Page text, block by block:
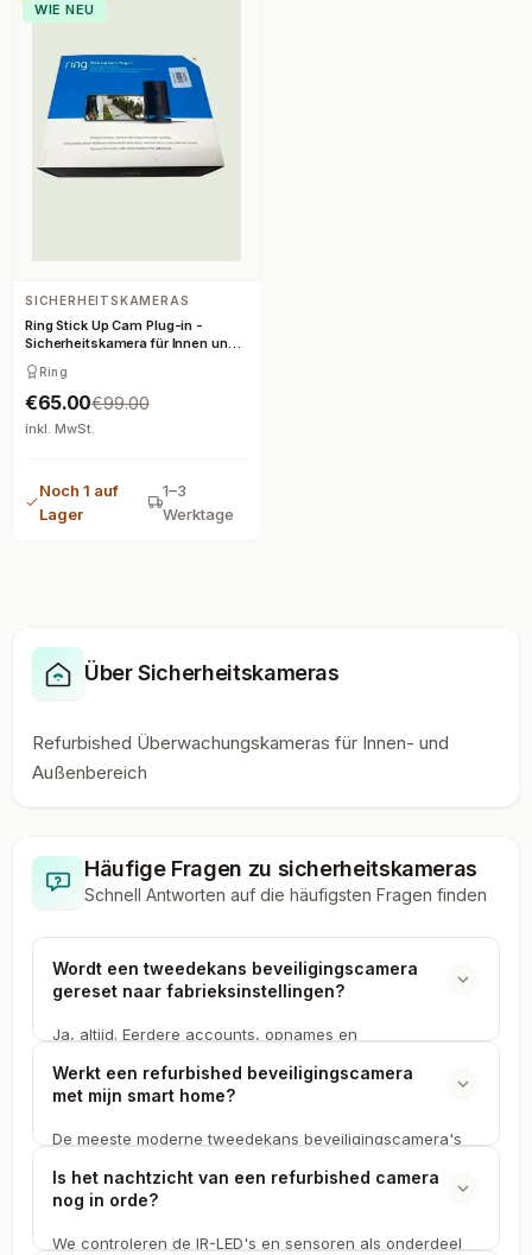
WIE NEU
SICHERHEITSKAMERAS
Ring Stick Up Cam Plug-in -
Sicherheitskamera für Innen und
Ring
€65.00€99.00
inkl. MwSt.
Noch 1 auf
Lager
1–3
Werktage
Über Sicherheitskameras
Refurbished Überwachungskameras für Innen- und
Außenbereich
Häufige Fragen zu sicherheitskameras
Schnell Antworten auf die häufigsten Fragen finden
Wordt een tweedekans beveiligingscamera
gereset naar fabrieksinstellingen?
Ja, altijd. Eerdere accounts, opnames en
refurbished beveiligingscamera. Je koppelt het
voor Ring, Eufy, Reolink en alle andere merken bij
Werkt een refurbished beveiligingscamera
met mijn smart home?
De meeste moderne tweedekans beveiligingscamera's
HomeKit. Op de productpagina bij Secondbay staat
Is het nachtzicht van een refurbished camera
nog in orde?
We controleren de IR-LED's en sensoren als onderdeel